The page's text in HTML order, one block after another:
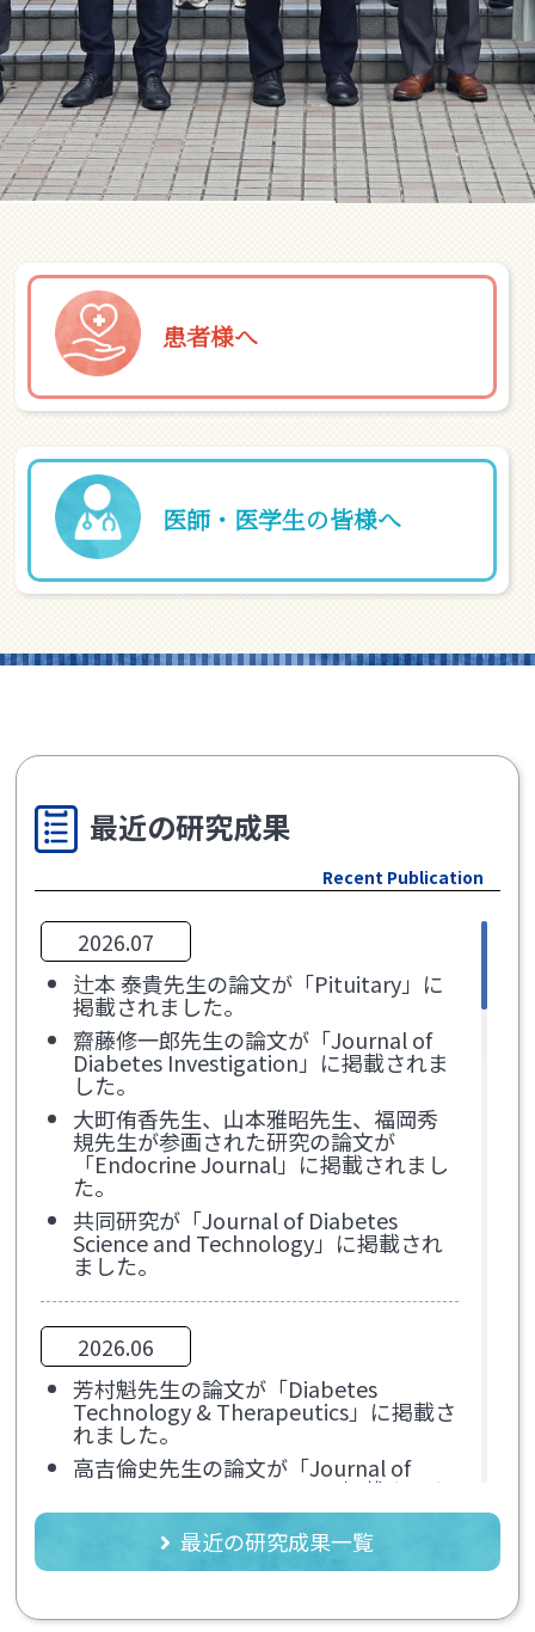
患者様へ
医師・医学生の皆様へ
最近の研究成果
Recent Publication
2026.07
辻本 泰貴先生の論文が「Pituitary」に
掲載されました。
齋藤修一郎先生の論文が「Journal of
Diabetes Investigation」に掲載されま
した。
大町侑香先生、山本雅昭先生、福岡秀
規先生が参画された研究の論文が
「Endocrine Journal」に掲載されまし
た。
共同研究が「Journal of Diabetes
Science and Technology」に掲載され
ました。
2026.06
芳村魁先生の論文が「Diabetes
Technology & Therapeutics」に掲載さ
れました。
高吉倫史先生の論文が「Journal of
Diabetes Investigation」に掲載されま
した。
小川渉先生が日本のNational
Coordinatorを務められた国際共同第III
Journal of Medicine」に掲載されまし
最近の研究成果一覧